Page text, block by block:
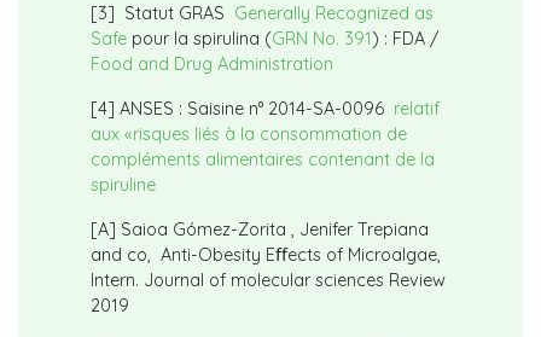
[3] Statut GRAS Generally Recognized as
Safe pour la spirulina (GRN No. 391) : FDA /
Food and Drug Administration
[4] ANSES : Saisine n° 2014-SA-0096 relatif
aux «risques liés à la consommation de
compléments alimentaires contenant de la
spiruline
[A] Saioa Gómez-Zorita , Jenifer Trepiana
and co, Anti-Obesity Eﬀects of Microalgae,
Intern. Journal of molecular sciences Review
2019